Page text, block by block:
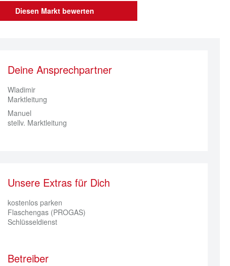
Diesen Markt bewerten
Deine Ansprechpartner
Wladimir
Marktleitung
Manuel
stellv. Marktleitung
Unsere Extras für Dich
kostenlos parken
Flaschengas (PROGAS)
Schlüsseldienst
Betreiber